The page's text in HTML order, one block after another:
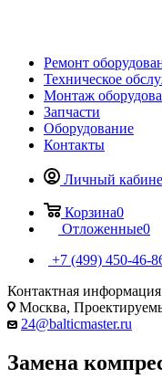
Ремонт
Техническое
Монтаж
Запчасти
Оборудование
Контакты
Личный
Корзина0
Отложенные0
+7 (499) 450-46-
Контактная информация
Москва,
24@balticmaster.ru
Замена